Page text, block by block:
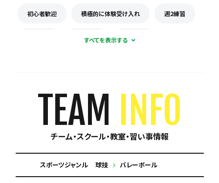
初心者歓迎 積極的に体験受け入れ 週2練習
見学可能 月謝なし
TEAM INFO
チーム・スクール・教室・習い事情報
スポーツジャンル 球技 バレーボール